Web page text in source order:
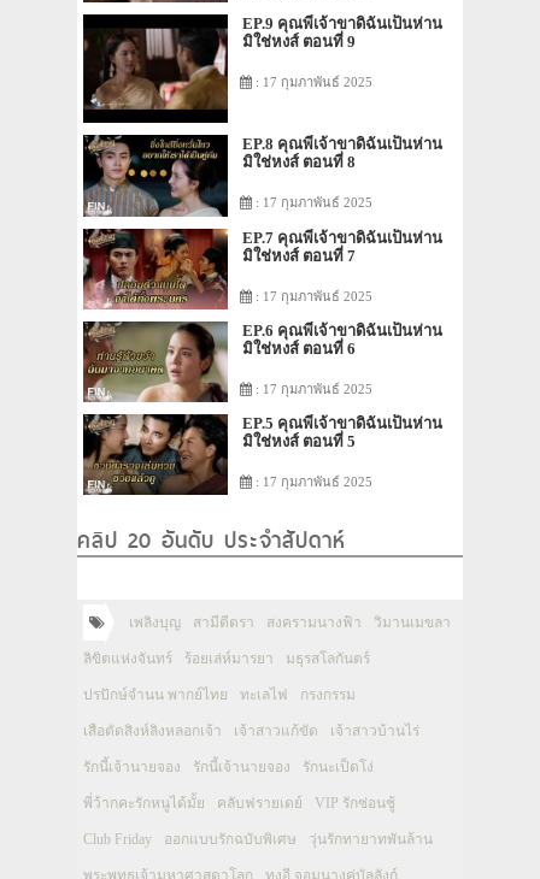
EP.9 คุณพี่เจ้าขาดิฉันเป็นห่าน
มิใช่หงส์ ตอนที่ 9
: 17 กุมภาพันธ์ 2025
EP.8 คุณพี่เจ้าขาดิฉันเป็นห่าน
มิใช่หงส์ ตอนที่ 8
: 17 กุมภาพันธ์ 2025
EP.7 คุณพี่เจ้าขาดิฉันเป็นห่าน
มิใช่หงส์ ตอนที่ 7
: 17 กุมภาพันธ์ 2025
EP.6 คุณพี่เจ้าขาดิฉันเป็นห่าน
มิใช่หงส์ ตอนที่ 6
: 17 กุมภาพันธ์ 2025
EP.5 คุณพี่เจ้าขาดิฉันเป็นห่าน
มิใช่หงส์ ตอนที่ 5
: 17 กุมภาพันธ์ 2025
คลิป 20 อันดับ ประจำสัปดาห์
เพลิงบุญ สามีตีตรา สงครามนางฟ้า วิมานเมขลา
ลิขิตแห่งจันทร์ ร้อยเล่ห์มารยา มธุรสโลกันตร์
ปรปักษ์จำนน พากย์ไทย ทะเลไฟ กรงกรรม
เสือตัดสิงห์ลิงหลอกเจ้า เจ้าสาวแก้ขัด เจ้าสาวบ้านไร่
รักนี้เจ้านายจอง รักนี้เจ้านายจอง รักนะเป็ดโง่
พี่ว้ากคะรักหนูได้มั้ย คลับฟรายเดย์ VIP รักซ่อนชู้
Club Friday ออกแบบรักฉบับพิเศษ วุ่นรักทายาทพันล้าน
พระพุทธเจ้ามหาศาสดาโลก ทงอี จอมนางคู่บัลลังก์